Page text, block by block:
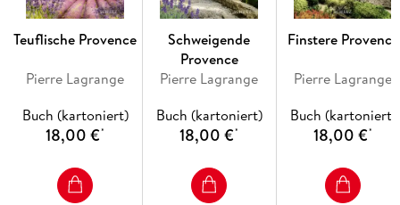
Teuflische Provence
Pierre Lagrange
Buch (kartoniert)
18,00 €*
Schweigende
Provence
Pierre Lagrange
Buch (kartoniert)
18,00 €*
Finstere Provence
Pierre Lagrange
Buch (kartoniert)
18,00 €*